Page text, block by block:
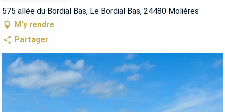
575 allée du Bordial Bas, Le Bordial Bas, 24480 Molières
M'y rendre
Partager